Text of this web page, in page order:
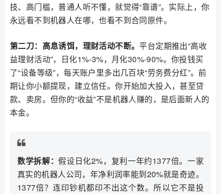
技、高门槛，普通人听不懂，就觉得“靠谱”。实际上，你
永远看不到机器人在哪，也看不到合同原件。
第二刀：高息诱饵，理财活动不断。平台定期推出“高收
益理财活动”，日化1%-3%，月化30%-90%。你投钱买
了“设备等级”，每天账户里多出几百块“劳务费分红”。前
期让你小额提现，建立信任。你开始加大投入，甚至贷
款、卖房。但你的“收益”不是机器人赚的，是后面新人的
本金。
数学拆解：假设日化2%，复利一年约1377倍。一家
真实的机器人公司，年净利润率能到20%就是奇迹。
1377倍？连印钞机都印不出这个数。所以它不是投